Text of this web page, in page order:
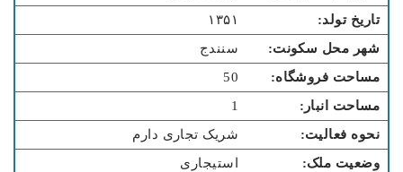
۱۳۵۱
سنندج
50
1
شریک تجاری دارم
استیجاری